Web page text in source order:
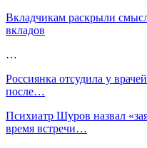
Вкладчикам раскрыли
вкладов
…
Россиянка отсудила у
после…
Психиатр Шуров назвал
время встречи…